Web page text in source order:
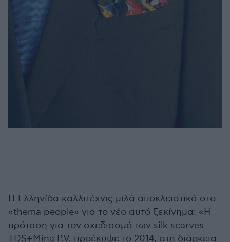
Η Ελληνίδα καλλιτέχνις μιλά αποκλειστικά στο
«thema people» για το νέο αυτό ξεκίνημα: «Η
πρόταση για τον σχεδιασμό των silk scarves
TDS+Mina P.V. προέκυψε το 2014, στη διάρκεια